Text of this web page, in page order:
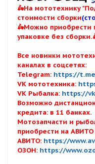
🛵На мототехнику
стоимости сборки
🛵Можно приобрести
упаковке без
Все новинки
каналах в соцсетях:
Telegram: https://
VK мототехника:
VK Рыбалка: https://
Возможно
кредита: в 11 банках.
Мотозапчасти и
приобрести на
АВИТО: https://
ОЗОН: https://